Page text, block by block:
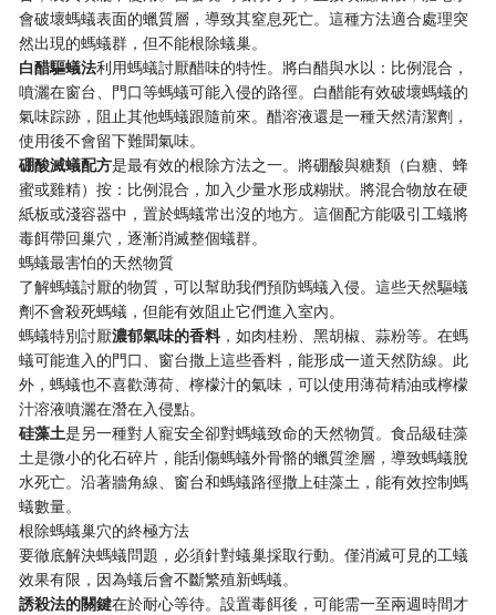
會破壞螞蟻表面的蠟質層，導致其窒息死亡。這種方法適合處理突
然出現的螞蟻群，但不能根除蟻巢。
​白醋驅蟻法​​利用螞蟻討厭醋味的特性。將白醋與水以：比例混合，
噴灑在窗台、門口等螞蟻可能入侵的路徑。白醋能有效破壞螞蟻的
氣味踪跡，阻止其他螞蟻跟隨前來。醋溶液還是一種天然清潔劑，
使用後不會留下難聞氣味。
​硼酸滅蟻配方​​是最有效的根除方法之一。將硼酸與糖類（白糖、蜂
蜜或雞精）按：比例混合，加入少量水形成糊狀。將混合物放在硬
紙板或淺容器中，置於螞蟻常出沒的地方。這個配方能吸引工蟻將
毒餌帶回巢穴，逐漸消滅整個蟻群。
螞蟻最害怕的天然物質
了解螞蟻討厭的物質，可以幫助我們預防螞蟻入侵。這些天然驅蟻
劑不會殺死螞蟻，但能有效阻止它們進入室內。
螞蟻特別討厭​​濃郁氣味的香料​​，如肉桂粉、黑胡椒、蒜粉等。在螞
蟻可能進入的門口、窗台撒上這些香料，能形成一道天然防線。此
外，螞蟻也不喜歡薄荷、檸檬汁的氣味，可以使用薄荷精油或檸檬
汁溶液噴灑在潛在入侵點。
​硅藻土​​是另一種對人寵安全卻對螞蟻致命的天然物質。食品級硅藻
土是微小的化石碎片，能刮傷螞蟻外骨骼的蠟質塗層，導致螞蟻脫
水死亡。沿著牆角線、窗台和螞蟻路徑撒上硅藻土，能有效控制螞
蟻數量。
根除螞蟻巢穴的終極方法
要徹底解決螞蟻問題，必須針對蟻巢採取行動。僅消滅可見的工蟻
效果有限，因為蟻后會不斷繁殖新螞蟻。
​誘殺法的關鍵​​在於耐心等待。設置毒餌後，可能需一至兩週時間才